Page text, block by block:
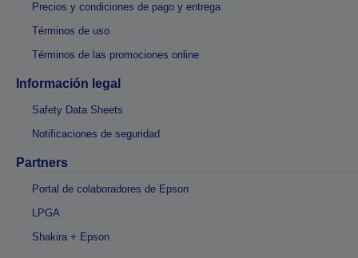
Precios y condiciones de pago y entrega
Términos de uso
Términos de las promociones online
Información legal
Safety Data Sheets
Notificaciones de seguridad
Partners
Portal de colaboradores de Epson
LPGA
Shakira + Epson